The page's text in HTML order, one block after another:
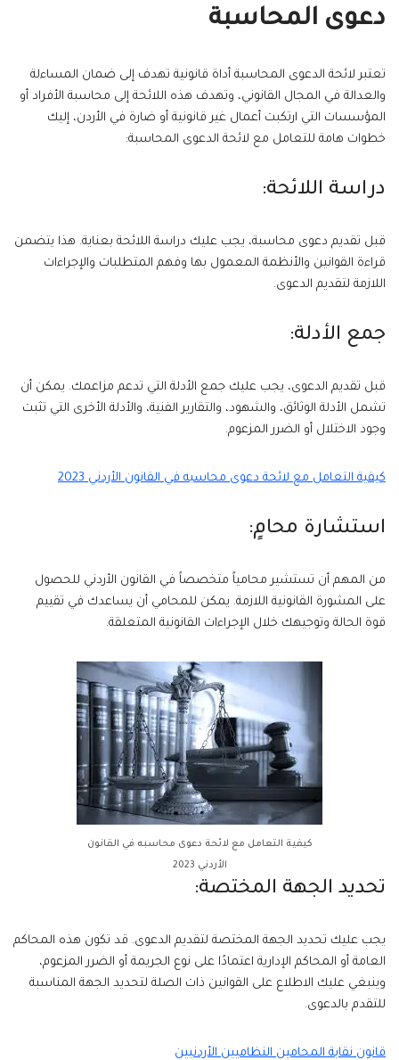
دعوى المحاسبة
تعتبر لائحة الدعوى المحاسبة أداة قانونية تهدف إلى ضمان المساءلة
والعدالة في المجال القانوني، وتهدف هذه اللائحة إلى محاسبة الأفراد أو
المؤسسات التي ارتكبت أعمال غير قانونية أو ضارة في الأردن، إليك
خطوات هامة للتعامل مع لائحة الدعوى المحاسبة:
دراسة اللائحة:
قبل تقديم دعوى محاسبة، يجب عليك دراسة اللائحة بعناية. هذا يتضمن
قراءة القوانين والأنظمة المعمول بها وفهم المتطلبات والإجراءات
اللازمة لتقديم الدعوى.
جمع الأدلة:
قبل تقديم الدعوى، يجب عليك جمع الأدلة التي تدعم مزاعمك. يمكن أن
تشمل الأدلة الوثائق، والشهود، والتقارير الفنية، والأدلة الأخرى التي تثبت
وجود الاختلال أو الضرر المزعوم.
كيفية التعامل مع لائحة دعوى محاسبه في القانون الأردني 2023
استشارة محامٍ:
من المهم أن تستشير محامياً متخصصاً في القانون الأردني للحصول
على المشورة القانونية اللازمة. يمكن للمحامي أن يساعدك في تقييم
قوة الحالة وتوجيهك خلال الإجراءات القانونية المتعلقة.
كيفية التعامل مع لائحة دعوى محاسبه في القانون
الأردني 2023
تحديد الجهة المختصة:
يجب عليك تحديد الجهة المختصة لتقديم الدعوى. قد تكون هذه المحاكم
العامة أو المحاكم الإدارية اعتمادًا على نوع الجريمة أو الضرر المزعوم،
وينبغي عليك الاطلاع على القوانين ذات الصلة لتحديد الجهة المناسبة
للتقدم بالدعوى.
قانون نقابة المحامين النظاميين الأردنيين